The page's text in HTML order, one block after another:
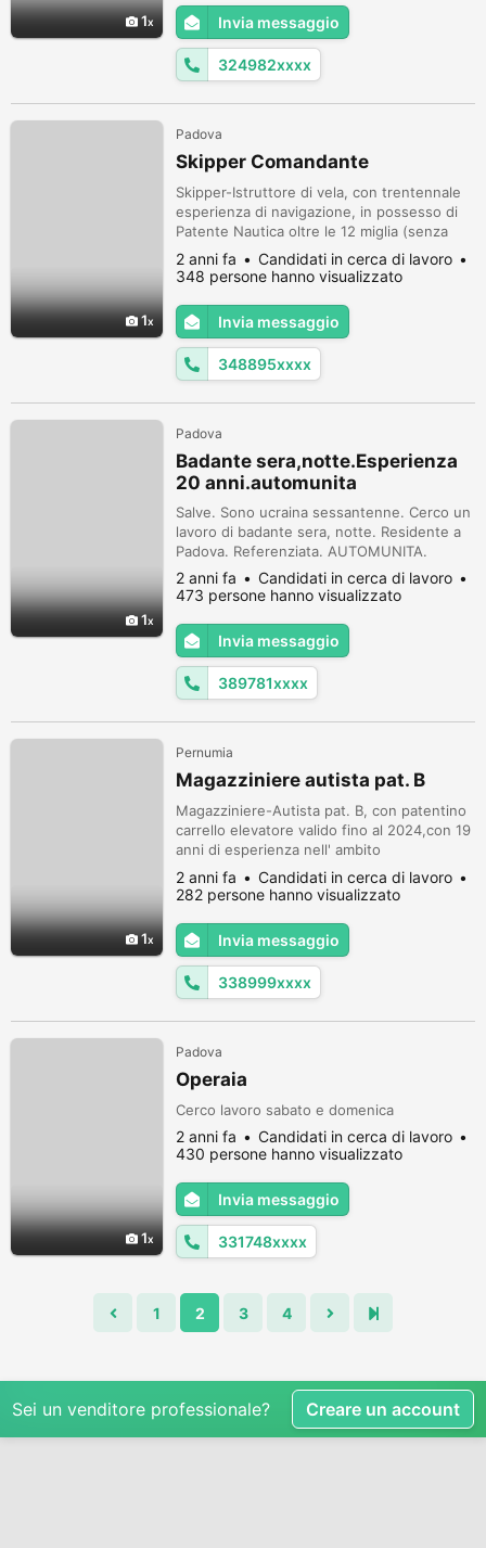
1
meno di ciò che immagini, contattami!
Invia messaggio
324982xxxx
1
Padova
Skipper Comandante
Skipper-Istruttore di vela, con trentennale
esperienza di navigazione, in possesso di
Patente Nautica oltre le 12 miglia (senza
limiti), certificato Internazionale: "World
Sailing" O.S.R. di Sicurezza e Sopravvivenza
in Mare, titolo di "Esperto Velista" della
Lega Navale Italiana, iscrizione a "Gente di
Mare", offresi per crociere private su
catamarano o mon...
2 anni fa
Candidati in cerca di lavoro
348 persone hanno visualizzato
Invia messaggio
348895xxxx
1
Padova
Badante sera,notte.Esperienza
20 anni.automunita
Salve. Sono ucraina sessantenne. Cerco un
lavoro di badante sera, notte. Residente a
Padova. Referenziata. AUTOMUNITA.
2 anni fa
Candidati in cerca di lavoro
473 persone hanno visualizzato
Invia messaggio
389781xxxx
1
Pernumia
Magazziniere autista pat. B
Magazziniere-Autista pat. B, con patentino
carrello elevatore valido fino al 2024,con 19
anni di esperienza nell' ambito
magazzino,valuta proposte serie ed in linea
con la mia esperienza in magazzino in
primis. Esperienza in ditte Metalmeccaniche
soprattutto,sempre adoperato muletto
frontale,retrattile,transpallet,pistola
barcode, fatto consegne con furgone....
2 anni fa
Candidati in cerca di lavoro
282 persone hanno visualizzato
Invia messaggio
338999xxxx
1
Padova
Operaia
Cerco lavoro sabato e domenica
2 anni fa
Candidati in cerca di lavoro
430 persone hanno visualizzato
Invia messaggio
331748xxxx
1 2 3 4
Sei un venditore professionale? Creare un account